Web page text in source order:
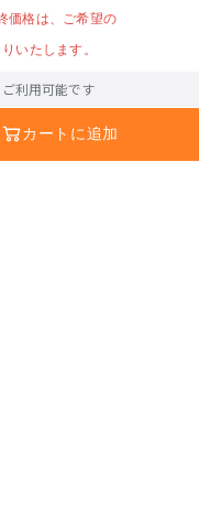
価格は、ご希望の
いたします。
利用可能です
カートに追加